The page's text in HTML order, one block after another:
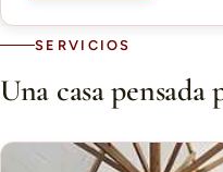
SERVICIOS
Una casa pensada